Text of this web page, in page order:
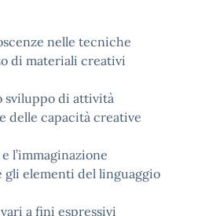
nelle tecniche
di materiali creativi
sviluppo di attività
delle capacità creative
l’immaginazione
gli elementi del linguaggio
a fini espressivi